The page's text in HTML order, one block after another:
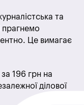
та
прагнемо
Це вимагає
за 196 грн на
ділової